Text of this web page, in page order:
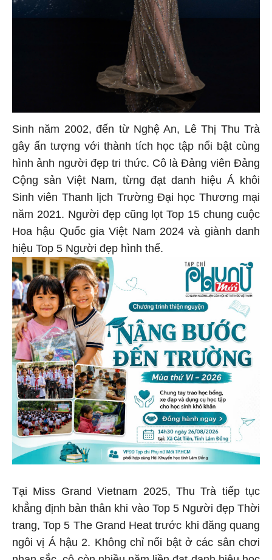
Sinh năm 2002, đến từ Nghệ An, Lê Thị Thu Trà
gây ấn tượng với thành tích học tập nổi bật cùng
hình ảnh người đẹp tri thức. Cô là Đảng viên Đảng
Cộng sản Việt Nam, từng đạt danh hiệu Á khôi
Sinh viên Thanh lịch Trường Đại học Thương mại
năm 2021. Người đẹp cũng lọt Top 15 chung cuộc
Hoa hậu Quốc gia Việt Nam 2024 và giành danh
hiệu Top 5 Người đẹp hình thể.
Tại Miss Grand Vietnam 2025, Thu Trà tiếp tục
khẳng định bản thân khi vào Top 5 Người đẹp Thời
trang, Top 5 The Grand Heat trước khi đăng quang
ngôi vị Á hậu 2. Không chỉ nổi bật ở các sân chơi
nhan sắc, cô còn nhiều năm liền đạt danh hiệu học